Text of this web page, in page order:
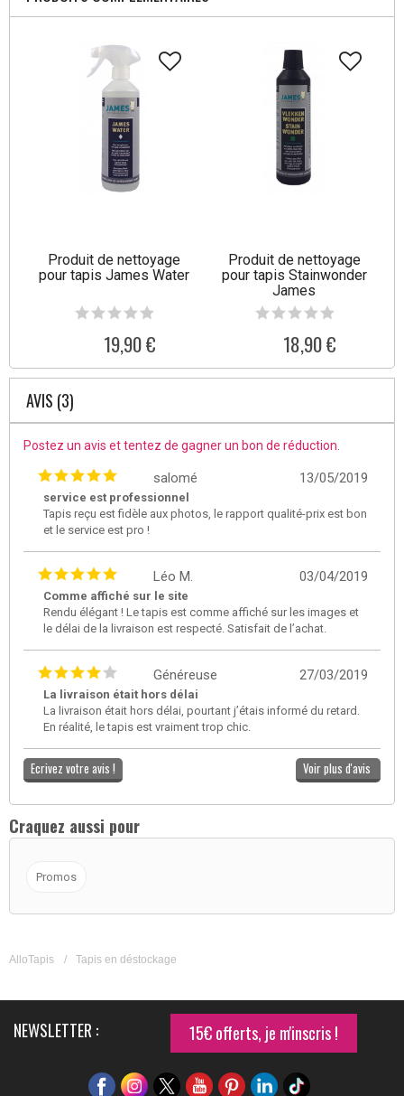
Produit de nettoyage
pour tapis James Water
19,90 €
Produit de nettoyage
pour tapis Stainwonder
James
18,90 €
AVIS (3)
Postez un avis et tentez de gagner un bon de réduction.
13/05/2019
salomé
service est professionnel
Tapis reçu est fidèle aux photos, le rapport qualité-prix est bon
et le service est pro !
03/04/2019
Léo M.
Comme affiché sur le site
Rendu élégant ! Le tapis est comme affiché sur les images et
le délai de la livraison est respecté. Satisfait de l’achat.
27/03/2019
Généreuse
La livraison était hors délai
La livraison était hors délai, pourtant j’étais informé du retard.
En réalité, le tapis est vraiment trop chic.
Ecrivez votre avis ! Voir plus d'avis
Craquez aussi pour
Promos
AlloTapis / Tapis en déstockage
NEWSLETTER : 15€ offerts, je m'inscris !